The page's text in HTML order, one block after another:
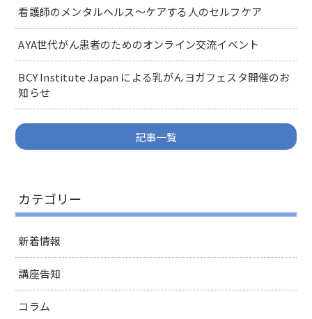
看護師のメンタルヘルス～ケアする人のセルフケア
AYA世代がん患者のためのオンライン交流イベント
BCY Institute Japan による乳がんヨガフェスタ開催のお
知らせ
記事一覧
カテゴリー
新着情報
講座告知
コラム